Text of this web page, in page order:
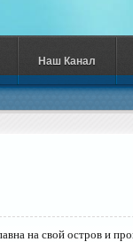
на свой остров и
Наш Канал